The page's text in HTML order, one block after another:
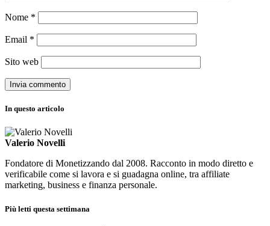
Nome *
Email *
Sito web
In questo articolo
Valerio Novelli
Fondatore di Monetizzando dal 2008. Racconto in modo diretto e
verificabile come si lavora e si guadagna online, tra affiliate
marketing, business e finanza personale.
Più letti questa settimana